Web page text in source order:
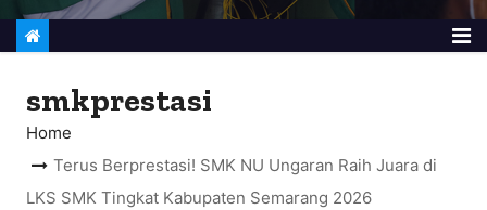
smkprestasi
Home
Terus Berprestasi! SMK NU Ungaran Raih Juara di
LKS SMK Tingkat Kabupaten Semarang 2026